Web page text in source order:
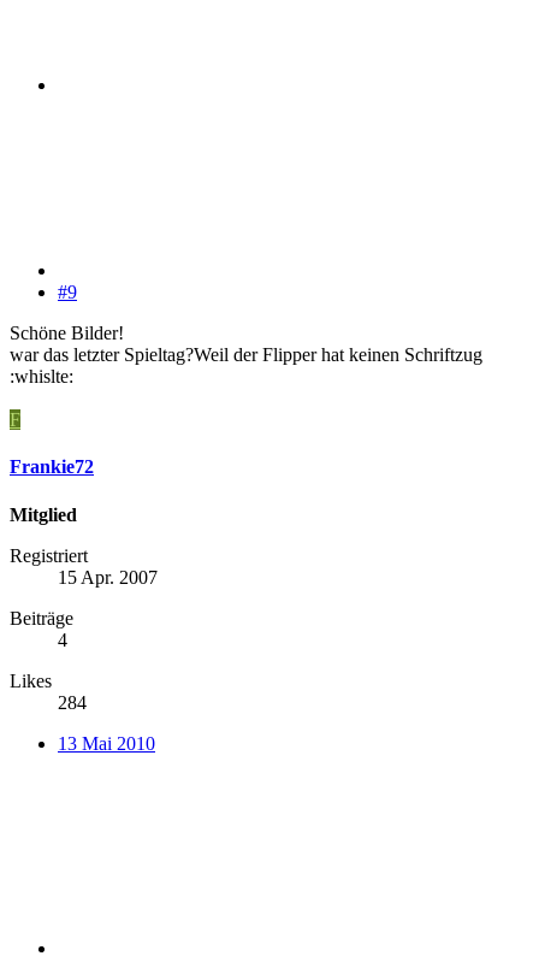
#9
Schöne Bilder!
war das letzter Spieltag?Weil der Flipper hat keinen Schriftzug
:whislte:
F
Frankie72
Mitglied
Registriert
15 Apr. 2007
Beiträge
4
Likes
284
13 Mai 2010